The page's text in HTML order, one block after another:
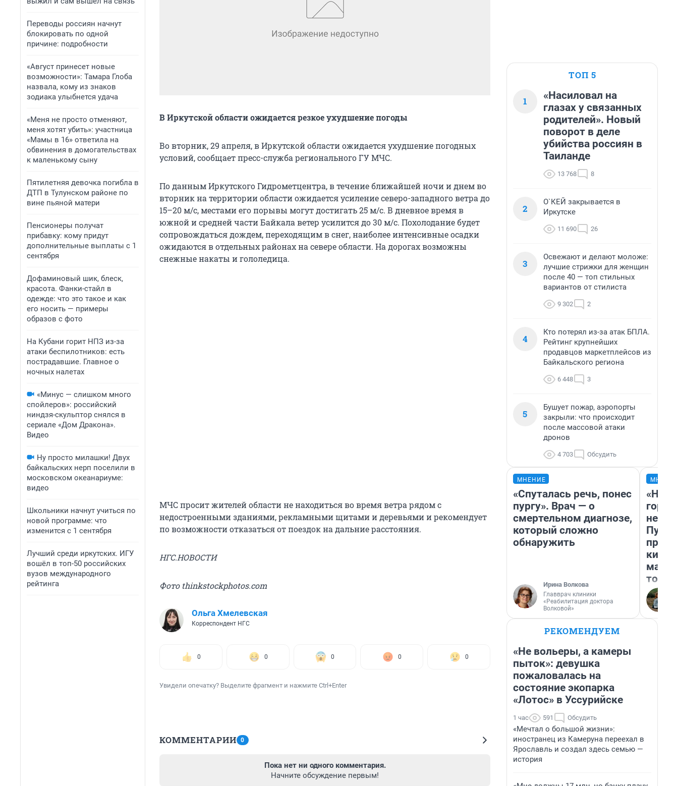
Переводы россиян начнут
блокировать по одной
причине: подробности
«Август принесет новые
возможности»: Тамара Глоба
назвала, кому из знаков
зодиака улыбнется удача
«Меня не просто отменяют,
меня хотят убить»: участница
«Мамы в 16» ответила на
обвинения в домогательствах
к маленькому сыну
Пятилетняя девочка погибла в
ДТП в Тулунском районе по
вине пьяной матери
Пенсионеры получат
прибавку: кому придут
дополнительные выплаты с 1
сентября
Дофаминовый шик, блеск,
красота. Фанки-стайл в
одежде: что это такое и как
его носить — примеры
образов с фото
На Кубани горит НПЗ из-за
атаки беспилотников: есть
пострадавшие. Главное о
ночных налетах
«Минус — слишком много
спойлеров»: российский
ниндзя-скульптор снялся в
сериале «Дом Дракона».
Видео
Ну просто милашки! Двух
байкальских нерп поселили в
московском океанариуме:
видео
Школьники начнут учиться по
новой программе: что
изменится с 1 сентября
Лучший среди иркутских. ИГУ
вошёл в топ-50 российских
вузов международного
рейтинга
В Иркутской области ожидается резкое ухудшение погоды
Во вторник, 29 апреля, в Иркутской области ожидается ухудшение погодных
условий, сообщает пресс-служба регионального ГУ МЧС.
По данным Иркутского Гидрометцентра, в течение ближайшей ночи и днем во
вторник на территории области ожидается усиление северо-западного ветра до
15–20 м/с, местами его порывы могут достигать 25 м/с. В дневное время в
южной и средней части Байкала ветер усилится до 30 м/с. Похолодание будет
сопровождаться дождем, переходящим в снег, наиболее интенсивные осадки
ожидаются в отдельных районах на севере области. На дорогах возможны
снежные накаты и гололедица.
МЧС просит жителей области не находиться во время ветра рядом с
недостроенными зданиями, рекламными щитами и деревьями и рекомендует
по возможности отказаться от поездок на дальние расстояния.
НГС.НОВОСТИ
Фото thinkstockphotos.com
Ольга Хмелевская
Корреспондент НГС
0 0 0 0 0
Увидели опечатку? Выделите фрагмент и нажмите Ctrl+Enter
КОММЕНТАРИИ 0
Пока нет ни одного комментария.
Начните обсуждение первым!
ТОП 5
1
«Насиловал на
глазах у связанных
родителей». Новый
поворот в деле
убийства россиян в
Таиланде
13 768 8
2
О`КЕЙ закрывается в
Иркутске
11 690 26
3
Освежают и делают моложе:
лучшие стрижки для женщин
после 40 — топ стильных
вариантов от стилиста
9 302 2
4
Кто потерял из-за атак БПЛА.
Рейтинг крупнейших
продавцов маркетплейсов из
Байкальского региона
6 448 3
5
Бушует пожар, аэропорты
закрыли: что происходит
после массовой атаки
дронов
4 703 Обсудить
МНЕНИЕ
«Спуталась речь, понес
пургу». Врач — о
смертельном диагнозе,
который сложно
обнаружить
Ирина Волкова
Главврач клиники
«Реабилитация доктора
Волковой»
«Нет
того
РЕКОМЕНДУЕМ
«Не вольеры, а камеры
пыток»: девушка
пожаловалась на
состояние экопарка
«Лотос» в Уссурийске
1 час 591 Обсудить
«Мечтал о большой жизни»:
иностранец из Камеруна переехал в
Ярославль и создал здесь семью —
история